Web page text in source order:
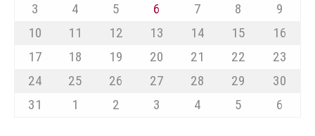
3
4 5 6 7 8
9
10
11 12 13 14 15
16
17
18 19 20 21 22
23
24
25 26 27 28 29
30
31
1 2 3 4 5 6